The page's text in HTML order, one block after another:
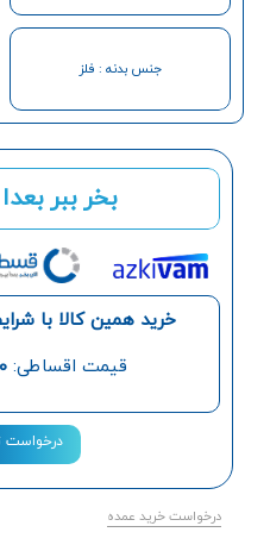
بخر ببر
خرید همین کالا با
قیمت اقساطی:
درخواست
درخواست خرید عمده
جنس بدنه : فلز